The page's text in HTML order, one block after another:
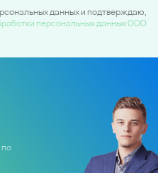
данных и подтверждаю,
персональных данных ООО